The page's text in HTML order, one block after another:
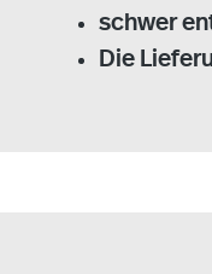
schwer
Die